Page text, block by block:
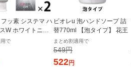
ッ素 システマ ハ
W ホワイトニン
高濃度フッ素配
防 95g 1セット
イオン
で
ビオレu 泡ハンドソープ 詰
替770ml 【泡タイプ】 花王
まとめ割適用で
549円
522円